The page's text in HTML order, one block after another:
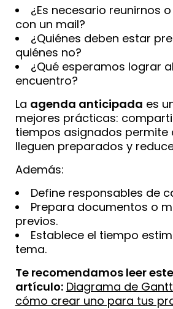
¿Es necesario reunirnos
con un mail?
¿Quiénes deben estar
quiénes no?
¿Qué esperamos lograr
encuentro?
La agenda anticipada es
mejores prácticas:
tiempos asignados permite
lleguen preparados y
Además:
Define responsables de
Prepara documentos o
previos.
Establece el tiempo
tema.
Te recomendamos leer este
artículo: Diagrama de
cómo crear uno para tus